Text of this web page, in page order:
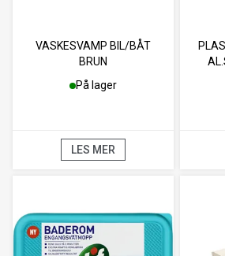
VASKESVAMP BIL/BÅT
BRUN
På lager
LES MER